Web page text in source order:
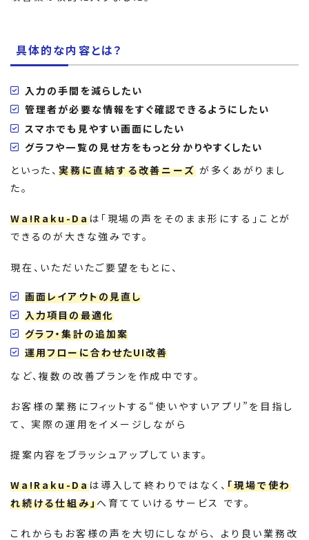
具体的な内容とは？
入力の手間を減らしたい
管理者が必要な情報をすぐ確認できるようにしたい
スマホでも見やすい画面にしたい
グラフや一覧の見せ方をもっと分かりやすくしたい
といった、 実務に直結する改善ニーズが多くあがりまし
た。
Wa!Raku-Daは「現場の声をそのまま形にする」ことが
できるのが大きな強みです。
現在、いただいたご要望をもとに、
画面レイアウトの見直し
入力項目の最適化
グラフ・集計の追加案
運用フローに合わせたUI改善
など、複数の改善プランを作成中です。
お客様の業務にフィットする“使いやすいアプリ”を目指し
て、 実際の運用をイメージしながら
提案内容をブラッシュアップしています。
Wa!Raku-Daは導入して終わりではなく、「現場で使わ
れ続ける仕組み」へ育てていけるサービス です。
これからもお客様の声を大切にしながら、 より良い業務改